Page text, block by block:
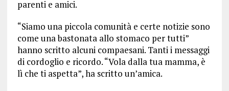
parenti e amici.
“Siamo una piccola comunità e certe notizie sono
come una bastonata allo stomaco per tutti”
hanno scritto alcuni compaesani. Tanti i messaggi
di cordoglio e ricordo. “Vola dalla tua mamma, è
lì che ti aspetta”, ha scritto un’amica.